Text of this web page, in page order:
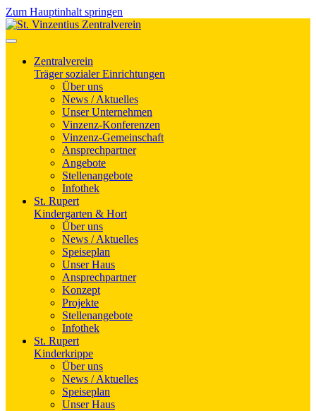
Zum Hauptinhalt springen
Zentralverein
Träger sozialer Einrichtungen
Über uns
News / Aktuelles
Unser Unternehmen
Vinzenz-Konferenzen
Vinzenz-Gemeinschaft
Ansprechpartner
Angebote
Stellenangebote
Infothek
St. Rupert
Kindergarten & Hort
Über uns
News / Aktuelles
Speiseplan
Unser Haus
Ansprechpartner
Konzept
Projekte
Stellenangebote
Infothek
St. Rupert
Kinderkrippe
Über uns
News / Aktuelles
Speiseplan
Unser Haus